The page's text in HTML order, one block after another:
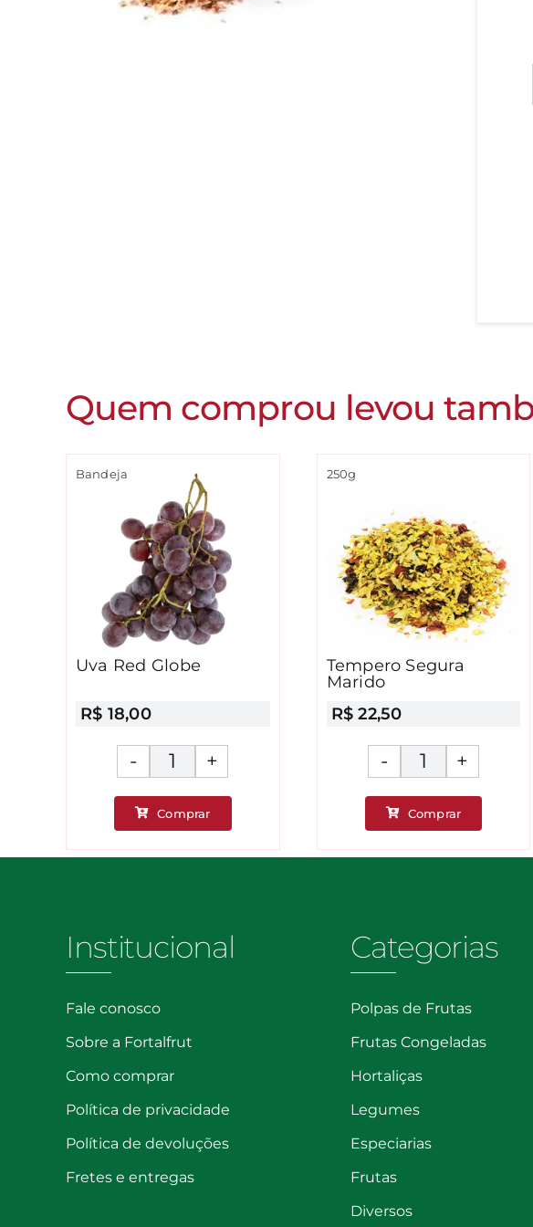
Quem comprou levou
Bandeja
Uva Red Globe
R$ 18,00
Uva
Red
Globe
quantidade
Comprar
250g
Tempero Segura
Marido
R$ 22,50
Tempero
Segura
Marido
quantidade
Comprar
Institucional
Fale conosco
Sobre a Fortalfrut
Como comprar
Política de privacidade
Política de devoluções
Fretes e entregas
Categorias
Polpas de Frutas
Frutas Congeladas
Hortaliças
Legumes
Especiarias
Frutas
Diversos